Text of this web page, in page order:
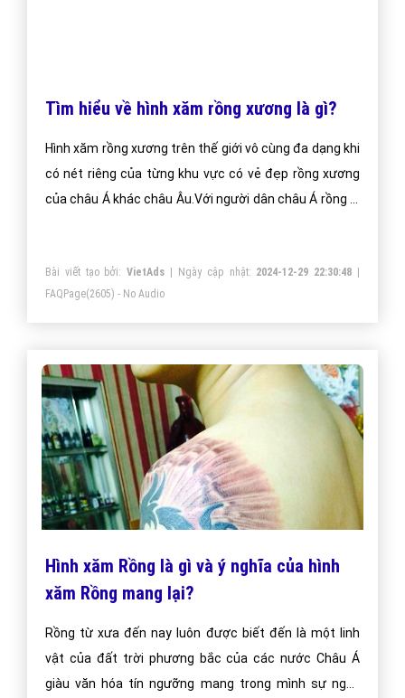
Tìm hiểu về hình xăm rồng xương là gì?
Hình xăm rồng xương trên thế giới vô cùng đa dạng khi
có nét riêng của từng khu vực có vẻ đẹp rồng xương
của châu Á khác châu Âu.Với người dân châu Á rồng là
công trình uy nghiêm được con người trọng vọng vì nó
mang nét uy hùng của trời đất.
Bài viết tạo bởi:VietAds | Ngày cập nhật: 2024-12-29 22:30:48 |
FAQPage(2605) - No Audio
Hình xăm Rồng là gì và ý nghĩa của hình
xăm Rồng mang lại?
Rồng từ xưa đến nay luôn được biết đến là một linh
vật của đất trời phương bắc của các nước Châu Á
giàu văn hóa tín ngưỡng mang trong mình sự nguy